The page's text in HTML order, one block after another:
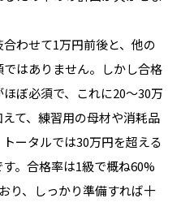
わせて1万円前後と、他の
はありません。しかし合格
ぼ必須で、これに20〜30万
て、練習用の母材や消耗品
ータルでは30万円を超える
。合格率は1級で概ね60%
り、しっかり準備すれば十